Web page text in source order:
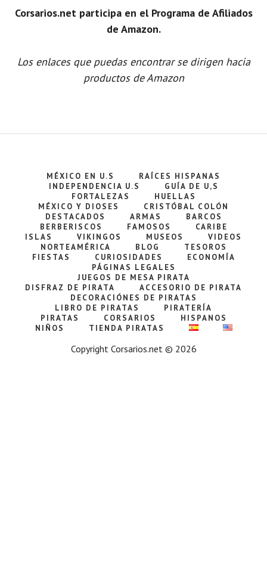
Corsarios.net participa en el Programa de Afiliados
de Amazon.
Los enlaces que puedas encontrar se dirigen hacia
productos de Amazon
MÉXICO EN U.S
RAÍCES HISPANAS
INDEPENDENCIA U.S
GUÍA DE U,S
FORTALEZAS
HUELLAS
MÉXICO Y DIOSES
CRISTÓBAL COLÓN
DESTACADOS
ARMAS
BARCOS
BERBERISCOS
FAMOSOS
CARIBE
ISLAS
VIKINGOS MUSEOS
VIDEOS
NORTEAMÉRICA
BLOG
TESOROS
FIESTAS
CURIOSIDADES
ECONOMÍA
PÁGINAS LEGALES
JUEGOS DE MESA PIRATA
DISFRAZ DE PIRATA
ACCESORIO DE PIRATA
DECORACIÓNES DE PIRATAS
LIBRO DE PIRATAS
PIRATERÍA
PIRATAS
CORSARIOS
HISPANOS
NIÑOS
TIENDA PIRATAS
Copyright Corsarios.net © 2026